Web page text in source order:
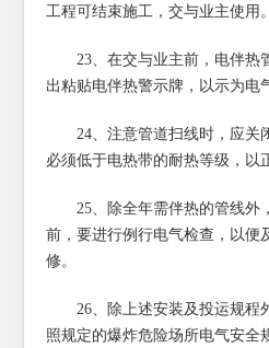
工程可结束施工，交与业主使用。
23、在交与业主前，电伴热管
出粘贴电伴热警示牌，以示为电
24、注意管道扫线时，应关
必须低于电热带的耐热等级，以
25、除全年需伴热的管线外
前，要进行例行电气检查，以便
修。
26、除上述安装及投运规程
照规定的爆炸危险场所电气安全